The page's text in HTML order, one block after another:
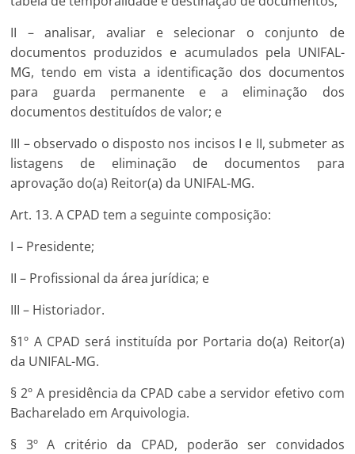
II – analisar, avaliar e selecionar o conjunto de
documentos produzidos e acumulados pela UNIFAL-
MG, tendo em vista a identificação dos documentos
para guarda permanente e a eliminação dos
documentos destituídos de valor; e
III – observado o disposto nos incisos I e II, submeter as
listagens de eliminação de documentos para
aprovação do(a) Reitor(a) da UNIFAL-MG.
Art. 13. A CPAD tem a seguinte composição:
I – Presidente;
II – Profissional da área jurídica; e
III – Historiador.
§1º A CPAD será instituída por Portaria do(a) Reitor(a)
da UNIFAL-MG.
§ 2º A presidência da CPAD cabe a servidor efetivo com
Bacharelado em Arquivologia.
§ 3º A critério da CPAD, poderão ser convidados